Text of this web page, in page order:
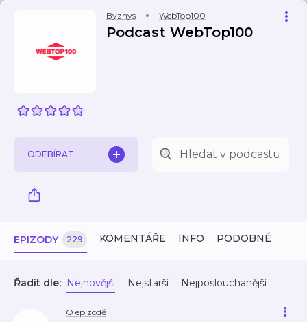
Byznys WebTop100
Podcast WebTop100
ODEBÍRAT
EPIZODY 229 KOMENTÁŘE INFO PODOBNÉ
Řadit dle: Nejnovější Nejstarší Nejposlouchanější
O epizodě